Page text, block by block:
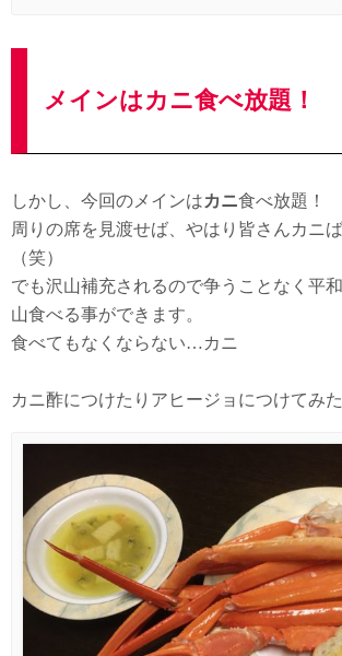
メインはカニ食べ放題！
しかし、今回のメインはカニ食べ放題！
周りの席を見渡せば、やはり皆さんカニ
（笑）
でも沢山補充されるので争うことなく平
山食べる事ができます。
食べてもなくならない…カニ
カニ酢につけたりアヒージョにつけてみ